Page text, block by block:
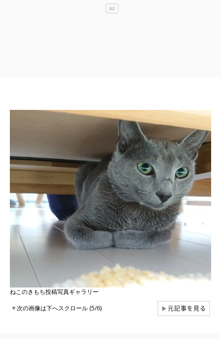
ねこのきもち投稿写真ギャラリー
▼次の画像は下へスクロール (5/6) ▶元記事を見る